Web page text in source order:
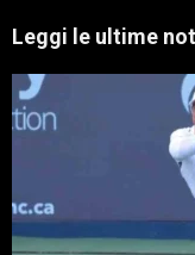
Leggi le ultime